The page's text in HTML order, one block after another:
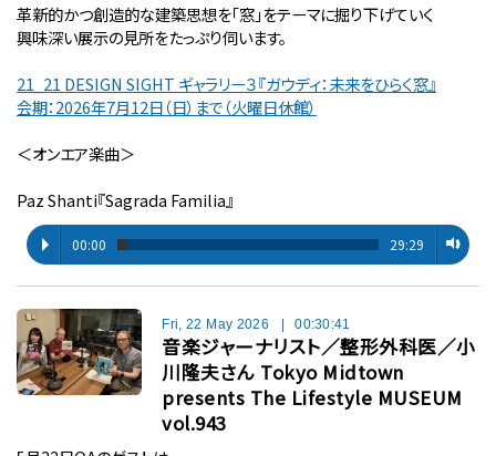
革新的かつ創造的な建築思想を「窓」をテーマに掘り下げていく
興味深い展示の見所をたっぷり伺います。
21_21 DESIGN SIGHT ギャラリー３『ガウディ：未来をひらく窓』
会期：2026年7月12日（日）まで（火曜日休館）
＜オンエア楽曲＞
Paz Shanti『Sagrada Familia』
00:00 29:29
Fri, 22 May 2026 | 00:30:41
音楽ジャーナリスト／整形外科医／小
川隆夫さん Tokyo Midtown
presents The Lifestyle MUSEUM
vol.943